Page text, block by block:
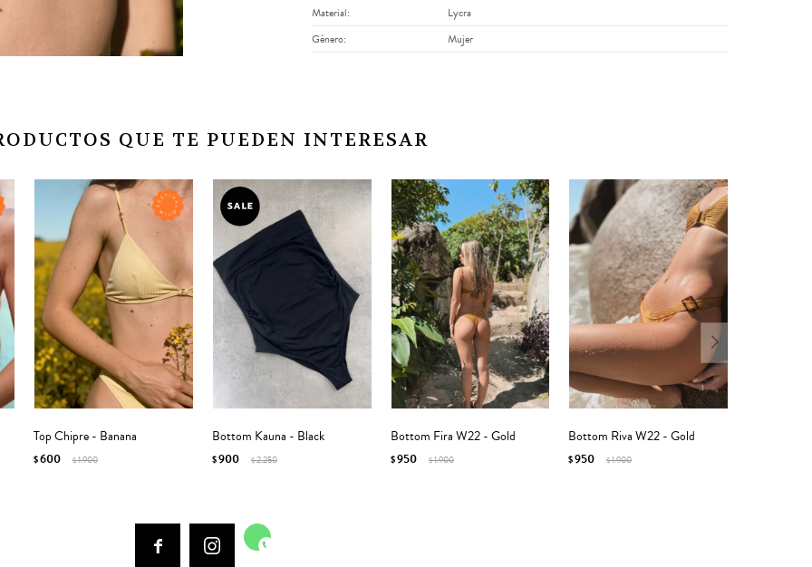
Material
Lycra
Género
Mujer
QUE TE PUEDEN INTERESAR
Top Chipre - Banana
$600 $1.900
Bottom Kauna - Black
$900 $2.250
Bottom Fira W22 - Gold
$950 $1.900
Bottom Riva W22 - Gold
$950 $1.900
  